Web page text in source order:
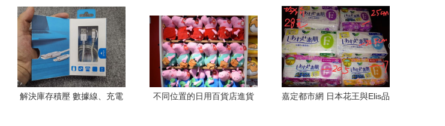
解決庫存積壓 數據線、充電
不同位置的日用百貨店進貨
嘉定都市網 日本花王與Elis品